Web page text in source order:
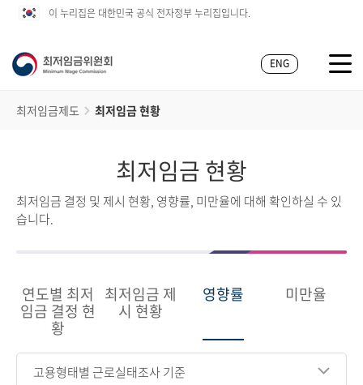
이 누리집은 대한민국 공식 전자정부 누리집입니다.
ENG
최저임금제도 최저임금 현황
최저임금 현황
최저임금 결정 및 제시 현황, 영향률, 미만율에 대해 확인하실 수 있
습니다.
연도별 최저
임금 결정 현
황
최저임금 제
시 현황
영향률 미만율
고용형태별 근로실태조사 기준